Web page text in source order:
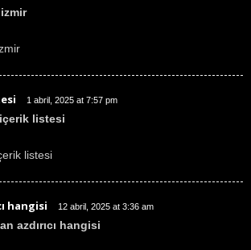
1 abril, 2025 at 7:57 pm
listesi
listesi
hangisi 12 abril, 2025 at 3:36 am
azdırıcı hangisi